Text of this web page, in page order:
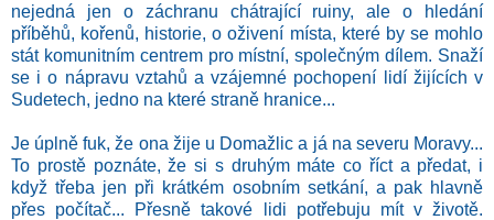
nejedná jen o záchranu chátrající ruiny, ale o hledání
příběhů, kořenů, historie, o oživení místa, které by se mohlo
stát komunitním centrem pro místní, společným dílem. Snaží
se i o nápravu vztahů a vzájemné pochopení lidí žijících v
Sudetech, jedno na které straně hranice...
Je úplně fuk, že ona žije u Domažlic a já na severu Moravy...
To prostě poznáte, že si s druhým máte co říct a předat, i
když třeba jen při krátkém osobním setkání, a pak hlavně
přes počítač... Přesně takové lidi potřebuju mít v životě.